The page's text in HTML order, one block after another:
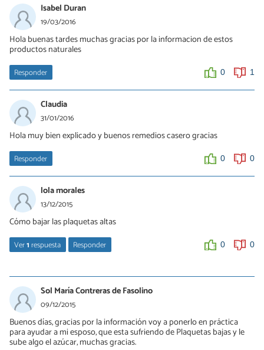
Isabel Duran
19/03/2016
Hola buenas tardes muchas gracias por la informacion de estos
productos naturales
Responder 0 1
Claudia
31/01/2016
Hola muy bien explicado y buenos remedios casero gracias
Responder 0 0
lola morales
13/12/2015
Cómo bajar las plaquetas altas
Ver1respuesta Responder 0 0
14/12/2015
Hola, en este artículo te lo explicamos con detalle
http://salud.uncomo.com/articulo/como-bajar-las-plaquetas-
19096.htmlSaludos
Sol María Contreras de Fasolino
09/12/2015
Buenos días, gracias por la información voy a ponerlo en práctica
para ayudar a mi esposo, que esta sufriendo de Plaquetas bajas y le
sube algo el azúcar, muchas gracias.